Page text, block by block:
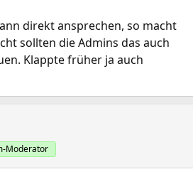
direkt ansprechen, so macht
sollten die Admins das auch
Klappte früher ja auch
Moderator